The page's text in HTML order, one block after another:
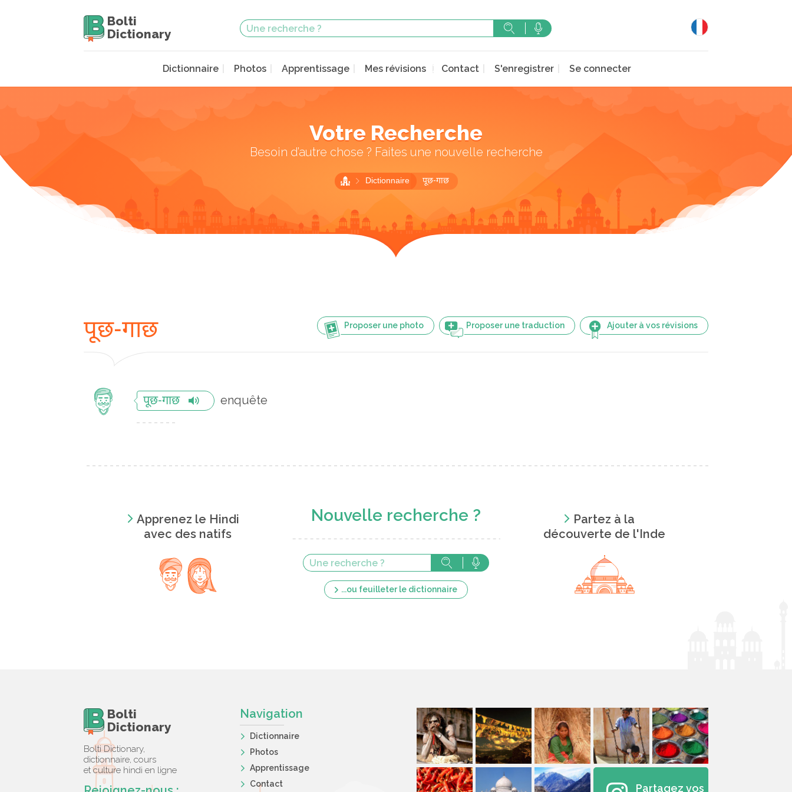
Bolti
Dictionary
Dictionnaire Photos Apprentissage Mes révisions Contact S'enregistrer Se connecter
Votre Recherche
Besoin d’autre chose ? Faites une nouvelle recherche
Dictionnaire पूछ-गाछ
Proposer une photo Proposer une traduction Ajouter à vos révisions
पूछ-गाछ
पूछ-गाछ enquête
Apprenez le Hindi
avec des natifs
Nouvelle recherche ?
...ou feuilleter le dictionnaire
Partez à la
découverte de l'Inde
Bolti
Dictionary
Bolti Dictionary,
dictionnaire, cours
et culture hindi en ligne
Navigation
Dictionnaire
Photos
Apprentissage
Contact
Partagez vos